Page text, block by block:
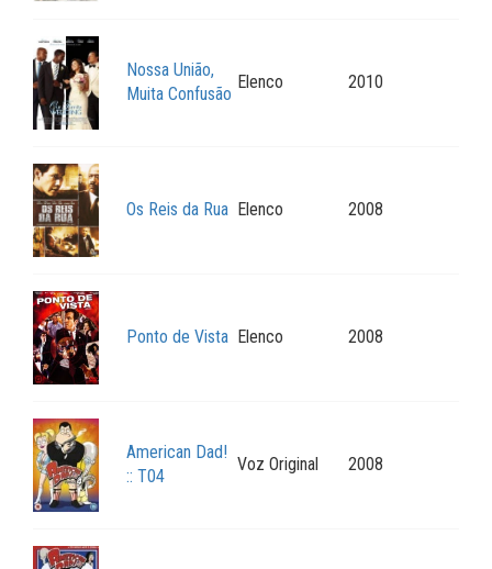
Nossa União,
Muita Confusão
Elenco 2010
Os Reis da Rua Elenco 2008
Ponto de Vista Elenco 2008
American Dad!
:: T04
Voz Original 2008